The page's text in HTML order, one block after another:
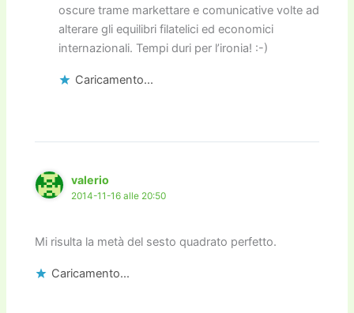
oscure trame markettare e comunicative volte ad
alterare gli equilibri filatelici ed economici
internazionali. Tempi duri per l’ironia! :-)
Caricamento...
valerio
2014-11-16 alle 20:50
Mi risulta la metà del sesto quadrato perfetto.
Caricamento...